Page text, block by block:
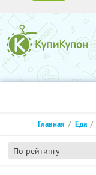
По рейтингу
Главная Еда